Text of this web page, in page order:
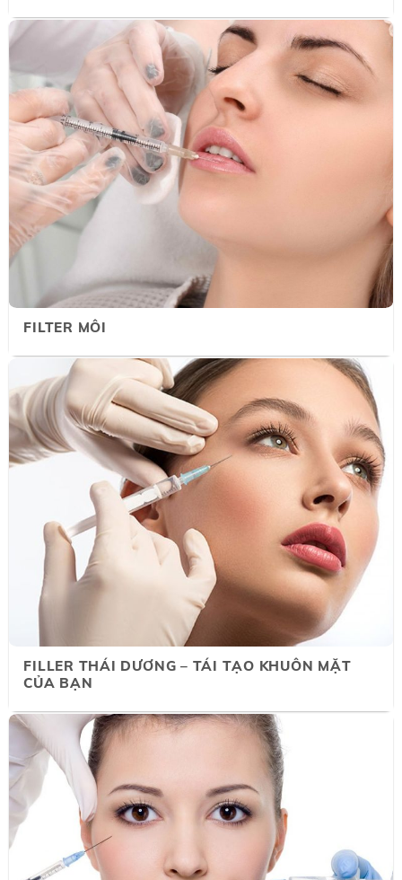
FILTER MÔI
FILLER THÁI DƯƠNG – TÁI TẠO KHUÔN MẶT
CỦA BẠN